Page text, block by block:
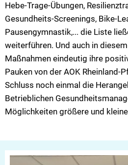
Hebe-Trage-Übungen,
Gesundheits-Screenings, Bike-
Pausengymnastik,... die Liste
weiterführen. Und auch in
Maßnahmen eindeutig ihre
Pauken von der AOK Rheinland-
Schluss noch einmal die
Betrieblichen
Möglichkeiten größere und